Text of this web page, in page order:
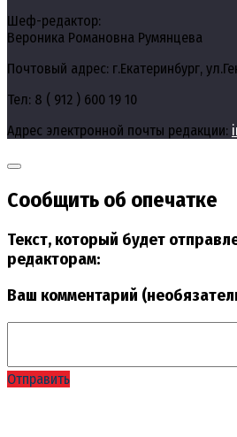
Шеф-редактор:
Вероника Романовна Румянцева
Почтовый адрес: г.Екатеринбург,
Тел: 8 ( 912 ) 600 19 10
Адрес электронной почты редакции:
Сообщить об опечатке
Текст, который будет
редакторам:
Ваш комментарий
Отправить